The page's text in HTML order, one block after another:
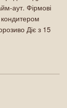
аут. Фірмові
Діє з 15